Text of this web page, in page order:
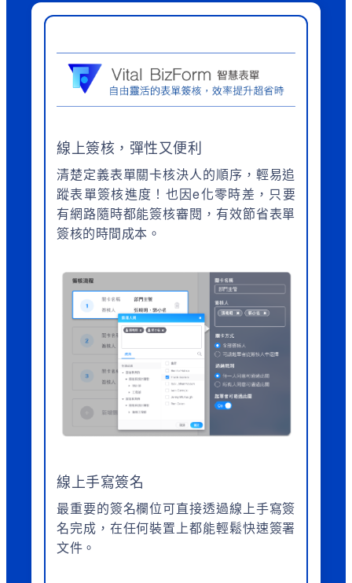
線上簽核，彈性又便利
清楚定義表單關卡核決人的順序，輕易追
蹤表單簽核進度！也因e化零時差，只要
有網路隨時都能簽核審閱，有效節省表單
簽核的時間成本。
線上手寫簽名
最重要的簽名欄位可直接透過線上手寫簽
名完成，在任何裝置上都能輕鬆快速簽署
文件。